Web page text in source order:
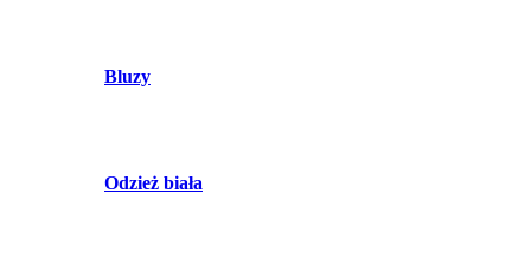
Bluzy
Odzież biała